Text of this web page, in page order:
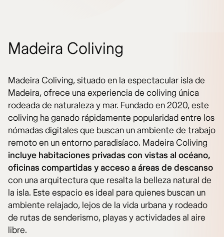
Madeira Coliving
Madeira Coliving, situado en la espectacular isla de
Madeira, ofrece una experiencia de coliving única
rodeada de naturaleza y mar. Fundado en 2020, este
coliving ha ganado rápidamente popularidad entre los
nómadas digitales que buscan un ambiente de trabajo
remoto en un entorno paradisíaco. Madeira Coliving
incluye habitaciones privadas con vistas al océano,
oficinas compartidas y acceso a áreas de descanso
con una arquitectura que resalta la belleza natural de
la isla. Este espacio es ideal para quienes buscan un
ambiente relajado, lejos de la vida urbana y rodeado
de rutas de senderismo, playas y actividades al aire
libre.